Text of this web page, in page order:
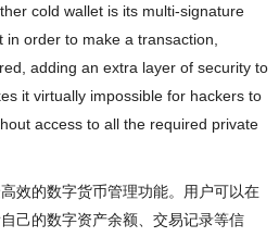
cold wallet is its multi-signature
order to make a transaction,
adding an extra layer of security to
it virtually impossible for hackers to
access to all the required private
效的数字货币管理功能。用户可以在
己的数字资产余额、交易记录等信